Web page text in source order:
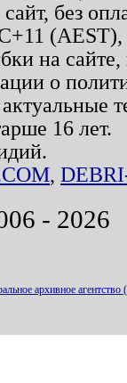
без
на
о
16 лет.
,
- 2026